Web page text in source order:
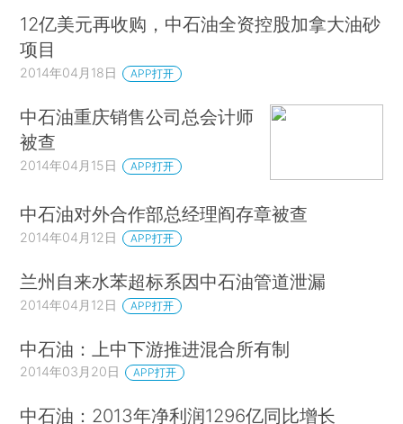
12亿美元再收购，中石油全资控股加拿大油砂
项目
2014年04月18日 APP打开
中石油重庆销售公司总会计师
被查
2014年04月15日 APP打开
中石油对外合作部总经理阎存章被查
2014年04月12日 APP打开
兰州自来水苯超标系因中石油管道泄漏
2014年04月12日 APP打开
中石油：上中下游推进混合所有制
2014年03月20日 APP打开
中石油：2013年净利润1296亿同比增长